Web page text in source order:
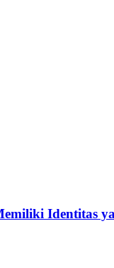
Identitas